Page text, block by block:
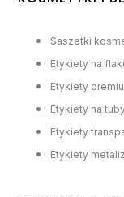
Saszetki
Etykiety na
Etykiety
Etykiety na
Etykiety
Etykiety